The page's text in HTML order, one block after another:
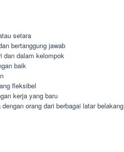
setara
bertanggung jawab
dan dalam kelompok
baik
fleksibel
kerja yang baru
orang dari berbagai latar belakang